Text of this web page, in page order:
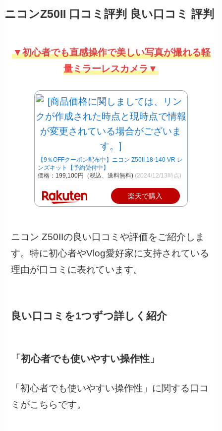
ニコンZ50II 口コミ評判 良い口コミ 評判
▼初心者でも直感操作で美しい写真が撮れる軽
量ミラーレスカメラ▼
【9％OFFクーポン配布中】ニコン Z50II 18-140 VR レ
ンズキット【予約受付中】
価格：199,100円（税込、送料無料) (2024/12/13時点)
楽天で購入
ニコン Z50IIの良い口コミや評価をご紹介しま
す。特に初心者やVlog愛好家に支持されている
理由が口コミに表れています。
良い口コミを1つずつ詳しく紹介
「初心者でも使いやすい操作性」
「初心者でも使いやすい操作性」に関する口コ
ミがこちらです。